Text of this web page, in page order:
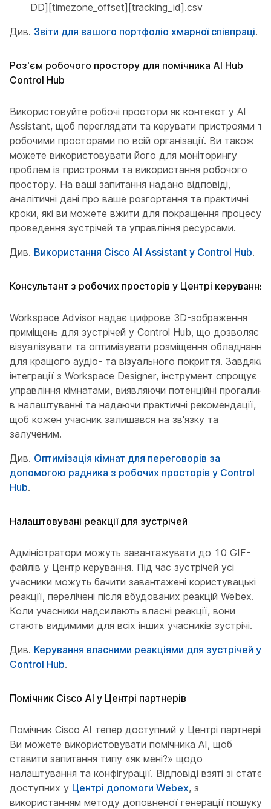
DD][timezone_offset][tracking_id].csv
Див. Звіти для вашого портфоліо хмарної співпраці.
Роз'єм робочого простору для помічника AI Hub
Control Hub
Використовуйте робочі простори як контекст у AI
Assistant, щоб переглядати та керувати пристроями та
робочими просторами по всій організації. Ви також
можете використовувати його для моніторингу
проблем із пристроями та використання робочого
простору. На ваші запитання надано відповіді,
аналітичні дані про ваше розгортання та практичні
кроки, які ви можете вжити для покращення процесу
проведення зустрічей та управління ресурсами.
Див. Використання Cisco AI Assistant у Control Hub.
Консультант з робочих просторів у Центрі керування
Workspace Advisor надає цифрове 3D-зображення
приміщень для зустрічей у Control Hub, що дозволяє
візуалізувати та оптимізувати розміщення обладнання
для кращого аудіо- та візуального покриття. Завдяки
інтеграції з Workspace Designer, інструмент спрощує
управління кімнатами, виявляючи потенційні прогалини
в налаштуванні та надаючи практичні рекомендації,
щоб кожен учасник залишався на зв'язку та
залученим.
Див. Оптимізація кімнат для переговорів за
допомогою радника з робочих просторів у Control
Hub.
Налаштовувані реакції для зустрічей
Адміністратори можуть завантажувати до 10 GIF-
файлів у Центр керування. Під час зустрічей усі
учасники можуть бачити завантажені користувацькі
реакції, перелічені після вбудованих реакцій Webex.
Коли учасники надсилають власні реакції, вони
стають видимими для всіх інших учасників зустрічі.
Див. Керування власними реакціями для зустрічей у
Control Hub.
Помічник Cisco AI у Центрі партнерів
Помічник Cisco AI тепер доступний у Центрі партнерів.
Ви можете використовувати помічника AI, щоб
ставити запитання типу «як мені?» щодо
налаштування та конфігурації. Відповіді взяті зі статей,
доступних у Центрі допомоги Webex, з
використанням методу доповненої генерації пошуку